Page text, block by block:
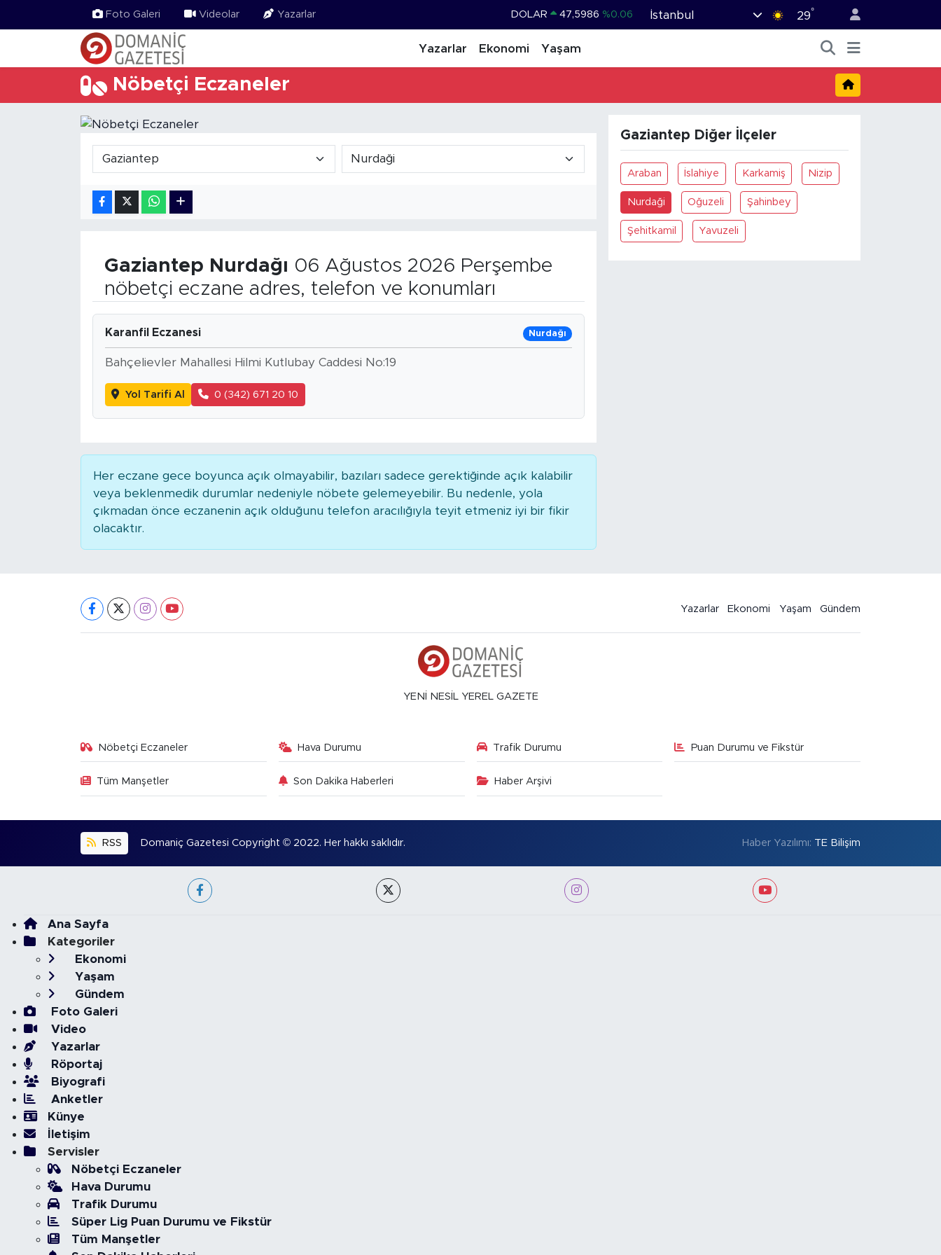
Foto Galeri Videolar Yazarlar DOLAR 47,5986 %0.06
STERLİN 64,2438 %0.21
%0.69
İstanbul 29°
Yazarlar Ekonomi Yaşam
Nöbetçi Eczaneler
Gaziantep Nurdağı 06 Ağustos 2026 Perşembe
nöbetçi eczane adres, telefon ve konumları
Karanfil Eczanesi Nurdağı
Bahçelievler Mahallesi Hilmi Kutlubay Caddesi No:19
Yol Tarifi Al 0 (342) 671 20 10
Her eczane gece boyunca açık olmayabilir, bazıları sadece gerektiğinde açık kalabilir
veya beklenmedik durumlar nedeniyle nöbete gelemeyebilir. Bu nedenle, yola
çıkmadan önce eczanenin açık olduğunu telefon aracılığıyla teyit etmeniz iyi bir fikir
olacaktır.
Gaziantep Diğer İlçeler
Araban İslahiye Karkamiş Nizip
Nurdaği Oğuzeli Şahinbey
Şehitkamil Yavuzeli
Yazarlar Ekonomi Yaşam Gündem
YENİ NESİL YEREL GAZETE
Nöbetçi Eczaneler Hava Durumu Trafik Durumu Puan Durumu ve Fikstür
Tüm Manşetler Son Dakika Haberleri Haber Arşivi
RSS Domaniç Gazetesi Copyright © 2022. Her hakkı saklıdır. Haber Yazılımı: TE Bilişim
Ana Sayfa
Kategoriler
Ekonomi
Yaşam
Gündem
Foto Galeri
Video
Yazarlar
Röportaj
Biyografi
Anketler
Künye
İletişim
Servisler
Nöbetçi Eczaneler
Hava Durumu
Trafik Durumu
Süper Lig Puan Durumu ve Fikstür
Tüm Manşetler